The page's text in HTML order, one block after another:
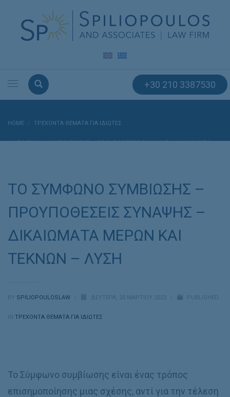
+30 210 3387530
HOME ΤΡΕΧΟΝΤΑ ΘΕΜΑΤΑ ΓΙΑ ΙΔΙΩΤΕΣ
ΤΟ ΣΥΜΦΩΝΟ ΣΥΜΒΙΩΣΗΣ – ΠΡΟΥΠΟΘΕΣΕΙΣ ΣΥΝΑΨΗΣ – ΔΙΚΑΙΩΜΑΤΑ
ΤΟ ΣΥΜΦΩΝΟ ΣΥΜΒΙΩΣΗΣ –
ΠΡΟΥΠΟΘΕΣΕΙΣ ΣΥΝΑΨΗΣ –
ΔΙΚΑΙΩΜΑΤΑ ΜΕΡΩΝ ΚΑΙ
ΤΕΚΝΩΝ – ΛΥΣΗ
BY SPILIOPOULOSLAW ΔΕΥΤΈΡΑ, 20 ΜΑΡΤΊΟΥ 2023 PUBLISHED
IN ΤΡΕΧΟΝΤΑ ΘΕΜΑΤΑ ΓΙΑ ΙΔΙΩΤΕΣ
Το Σύμφωνο συμβίωσης είναι ένας τρόπος
επισημοποίησης μιας σχέσης, αντί για την τέλεση